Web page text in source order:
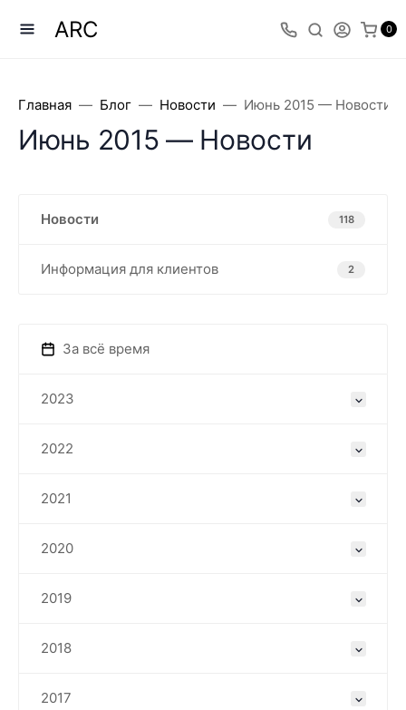
ARC 0
Главная Блог Новости Июнь 2015 — Новости
Июнь 2015 — Новости
Новости 118
Информация для клиентов 2
За всё время
2023
2022
2021
2020
2019
2018
2017